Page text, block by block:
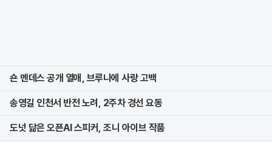
숀 멘데스 공개 열애, 브루나에 사랑 고백
송영길 인천서 반전 노려, 2주차 경선 요동
도넛 닮은 오픈AI 스피커, 조니 아이브 작품